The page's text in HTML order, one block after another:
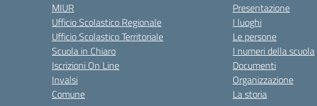
MIUR
Ufficio Scolastico Regionale
Ufficio Scolastico Territoriale
Scuola in Chiaro
Iscrizioni On Line
Invalsi
Comune
Presentazione
I luoghi
Le persone
I numeri della scuola
Documenti
Organizzazione
La storia